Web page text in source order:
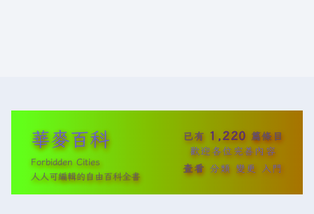
華麥百科
Forbidden Cities
人人可編輯的自由百科全書
已有 1,220 篇條目
歡迎各位完善內容
查看 分類 變更 入門